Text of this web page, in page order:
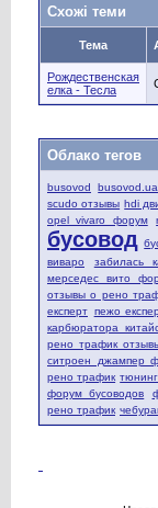
Схожі теми
Тема
Рождественская
елка - Тесла
Облако тегов
busovod busovod.ua
scudo отзывы hdi
opel vivaro форум
бусовод
виваро
забилась
мерседес вито
отзывы о рено
експерт пежо
карбюратора
рено трафик
ситроен джампер
рено трафик
форум бусоводов
рено трафик